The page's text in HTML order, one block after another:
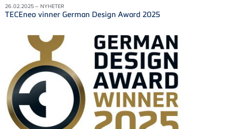
26.02.2025 – NYHETER
TECEneo vinner German Design Award 2025